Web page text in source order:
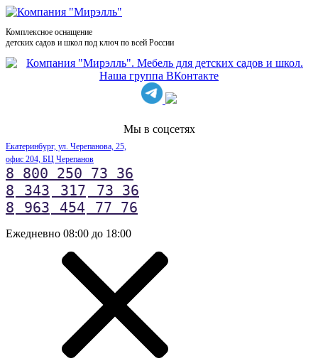
Комплексное оснащение
детских садов и школ под ключ по всей России
Мы в соцсетях
Екатеринбург, ул. Черепанова, 25,
офис 204, БЦ Черепанов
8 800 250 73 36
8
343 317
73 36
8
963 454 77 76
Ежедневно 08:00 до 18:00